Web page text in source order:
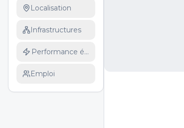
Localisation
Infrastructures
Performance énergétique
Emploi